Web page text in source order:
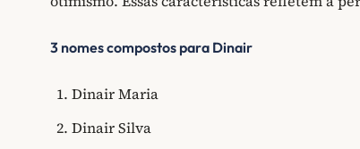
3 nomes compostos para Dinair
Dinair Maria
Dinair Silva